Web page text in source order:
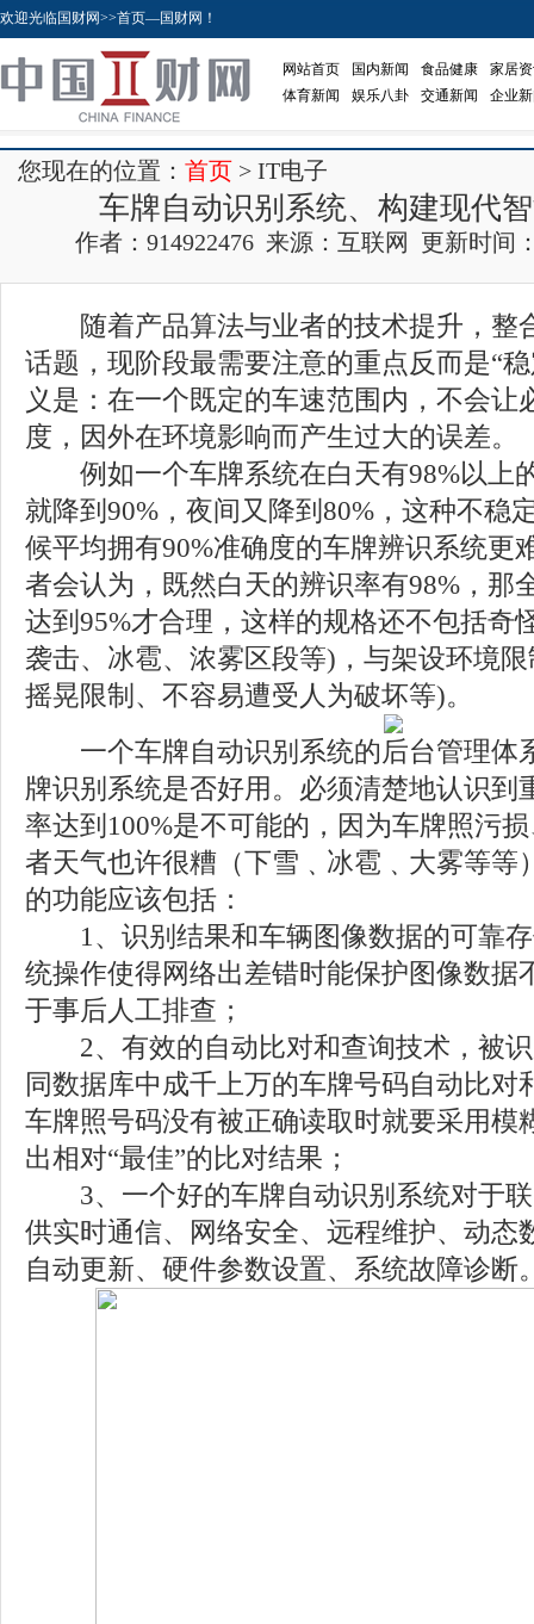
欢迎光临国财网>>首页—国财网！
网站首页 国内新闻 食品健康
家居
体育新闻
娱乐八卦 交通新闻 企业
您现在的位置： 首页 > IT电子
车牌自动识别系统、构建现代
作者：914922476 来源：互联网 更新时间
随着产品算法与业者的技术提升，整
话题，现阶段最需要注意的重点反而是“
义是：在一个既定的车速范围内，不会让
度，因外在环境影响而产生过大的误差。
例如一个车牌系统在白天有98%以上
就降到90%，夜间又降到80%，这种不稳
候平均拥有90%准确度的车牌辨识系统更
者会认为，既然白天的辨识率有98%，那
达到95%才合理，这样的规格还不包括奇
袭击、冰雹、浓雾区段等)，与架设环境
摇晃限制、不容易遭受人为破坏等)。
一个车牌自动识别系统的后台管理体
牌识别系统是否好用。必须清楚地认识到
率达到100%是不可能的，因为车牌照污
者天气也许很糟（下雪﹑冰雹﹑大雾等等
的功能应该包括：
1、识别结果和车辆图像数据的可靠存
统操作使得网络出差错时能保护图像数据
于事后人工排查；
2、有效的自动比对和查询技术，被识
同数据库中成千上万的车牌号码自动比对
车牌照号码没有被正确读取时就要采用模
出相对“最佳”的比对结果；
3、一个好的车牌自动识别系统对于联
供实时通信、网络安全、远程维护、动态
自动更新、硬件参数设置、系统故障诊断